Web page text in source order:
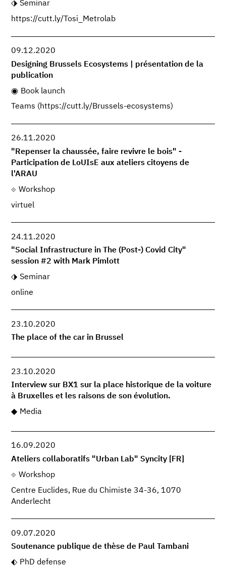
Seminar
https://cutt.ly/Tosi_Metrolab
09.12.2020
Designing Brussels Ecosystems | présentation de la
publication
Book launch
Teams (https://cutt.ly/Brussels-ecosystems)
26.11.2020
"Repenser la chaussée, faire revivre le bois" -
Participation de LoUIsE aux ateliers citoyens de
l'ARAU
Workshop
virtuel
24.11.2020
"Social Infrastructure in The (Post-) Covid City"
session #2 with Mark Pimlott
Seminar
online
23.10.2020
The place of the car in Brussel
23.10.2020
Interview sur BX1 sur la place historique de la voiture
à Bruxelles et les raisons de son évolution.
Media
16.09.2020
Ateliers collaboratifs "Urban Lab" Syncity [FR]
Workshop
Centre Euclides, Rue du Chimiste 34-36, 1070
Anderlecht
09.07.2020
Soutenance publique de thèse de Paul Tambani
PhD defense